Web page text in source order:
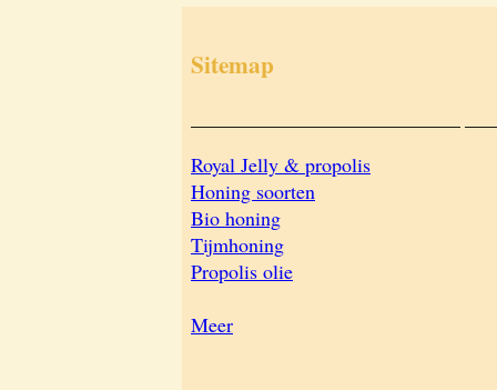
Sitemap
Royal Jelly & propolis
Honing soorten
Bio honing
Tijmhoning
Propolis olie
Meer